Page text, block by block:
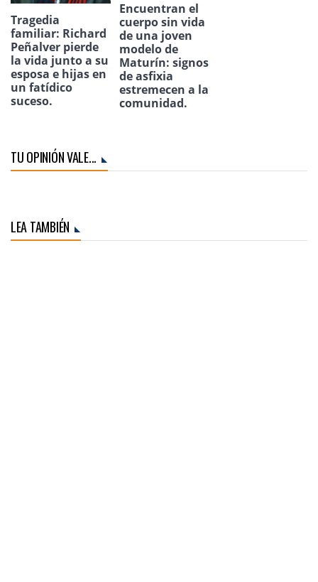
Tragedia
familiar: Richard
Peñalver pierde
la vida junto a su
esposa e hijas en
un fatídico
suceso.
Encuentran el
cuerpo sin vida
de una joven
modelo de
Maturín: signos
de asfixia
estremecen a la
comunidad.
TU OPINIÓN VALE...
LEA TAMBIÉN